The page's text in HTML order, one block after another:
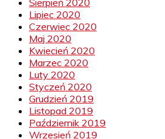
Sierpień 2020
Lipiec 2020
Czerwiec 2020
Maj 2020
Kwiecień 2020
Marzec 2020
Luty 2020
Styczeń 2020
Grudzień 2019
Listopad 2019
Październik 2019
Wrzesień 2019